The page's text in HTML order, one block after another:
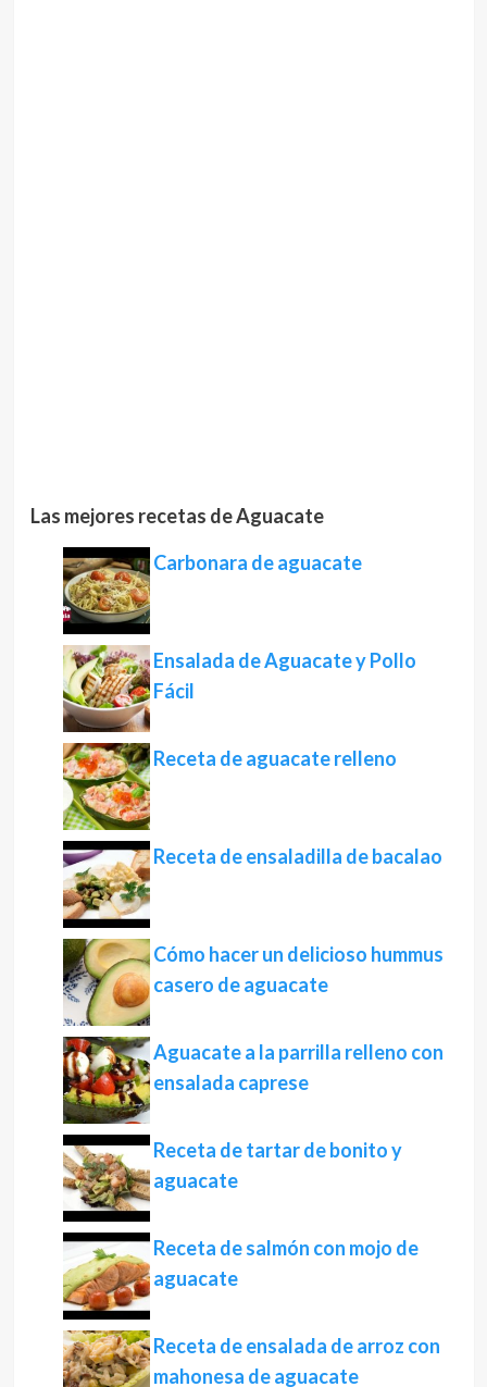
Las mejores recetas de Aguacate
Carbonara de aguacate
Ensalada de Aguacate y Pollo
Fácil
Receta de aguacate relleno
Receta de ensaladilla de bacalao
Cómo hacer un delicioso hummus
casero de aguacate
Aguacate a la parrilla relleno con
ensalada caprese
Receta de tartar de bonito y
aguacate
Receta de salmón con mojo de
aguacate
Receta de ensalada de arroz con
mahonesa de aguacate